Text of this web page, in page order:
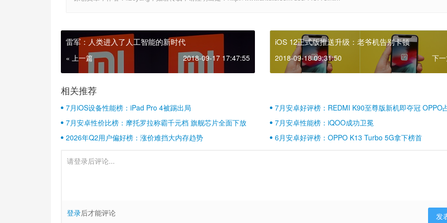
雷军：人类进入了人工智能的新时代
« 上一篇 2018-09-17 17:47:55
iOS 12正式版推送升级：老爷机告别卡顿
2018-09-18 09:31:50 下
相关推荐
7月iOS设备性能榜：iPad Pro 4被踢出局
7月安卓好评榜：REDMI K90至尊版新机即夺冠 OPPO
壁江山
7月安卓性价比榜：摩托罗拉称霸千元档 旗舰芯片全面下放
7月安卓性能榜：iQOO成功卫冕
2026年Q2用户偏好榜：涨价难挡大内存趋势
6月安卓好评榜：OPPO K13 Turbo 5G拿下榜首
登录后才能评论 发